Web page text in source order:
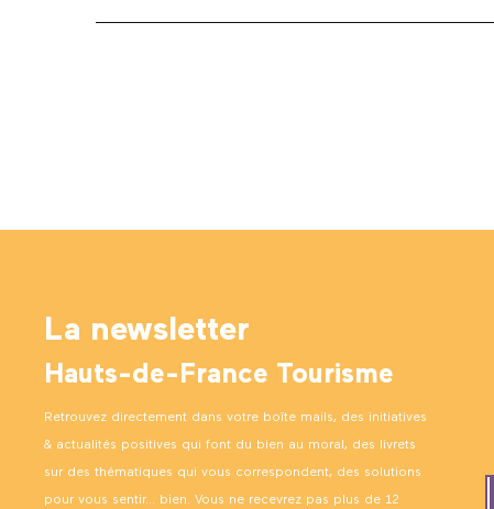
La newsletter
Hauts-de-France Tourisme
Retrouvez directement dans votre boîte mails, des initiatives
& actualités positives qui font du bien au moral, des livrets
sur des thématiques qui vous correspondent, des solutions
pour vous sentir… bien. Vous ne recevrez pas plus de 12